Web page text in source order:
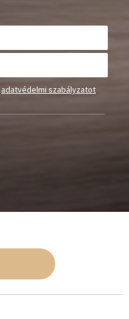
adatvédelmi szabályzatot